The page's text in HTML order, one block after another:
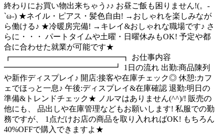
終わりにお買い物出来ちゃう♪♪ お昼ご飯も困りません!(。-
`ω-) ★ネイル・ピアス・髪色自由! →おしゃれを楽しみなが
ら働ける♪ ★冷暖房完備! →キレイ&おしゃれな職場です♪ さ
らに・・・ パートタイムや土曜・日曜休みもOK! 予定や都
合に合わせた就業が可能です★
┏━━━━━━━━━━━━━━┓ お仕事内容
━━━━━━━━━━━━━━┛ 1日の流れ 出勤:商品陳列
や新作ディスプレイ♪ 開店:接客や在庫チェック◎ 休憩:カフ
ェでほっと一息♪ 午後:ディスプレイ&在庫確認 退勤:明日の
準備&トレンドチェック★ ノルマはありません(^^)/! 販売の
他にも、 品出しや在庫管理などもお願いします! 私服での勤
務ですが、 1点だけお店の商品を取り入れればOK! もちろん
40%OFFで購入できますよ★